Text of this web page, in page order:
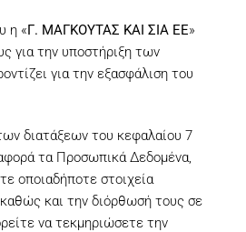
η «Γ. ΜΑΓΚΟΥΤΑΣ ΚΑΙ ΣΙΑ ΕΕ»
για την υποστήριξη των
για την εξασφάλιση του
διατάξεων του κεφαλαίου 7
τα Προσωπικά Δεδομένα,
οποιαδήποτε στοιχεία
καθώς και την διόρθωσή τους σε
να τεκμηριώσετε την